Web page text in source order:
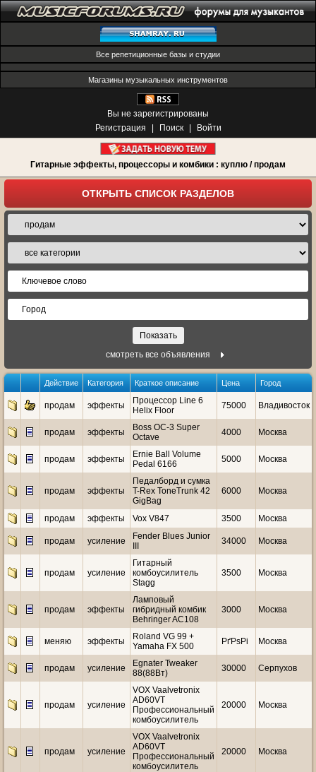
Все репетиционные базы и студии
Магазины музыкальных инструментов
Вы не зарегистрированы
Регистрация
Поиск Войти
Гитарные эффекты, процессоры и комбики : куплю / продам
ОТКРЫТЬ СПИСОК РАЗДЕЛОВ
смотреть все объявления
Действие Категория Краткое описание Цена Город
продам эффекты
Процессор Line 6
Helix Floor
75000 Владивосток
продам эффекты
Boss OC-3 Super
Octave
4000 Москва
продам эффекты
Ernie Ball Volume
Pedal 6166
5000 Москва
продам эффекты
Педалборд и сумка
T-Rex ToneTrunk 42
GigBag
6000 Москва
продам эффекты Vox V847 3500 Москва
продам усиление
Fender Blues Junior
34000 Москва
продам усиление
Гитарный
комбоусилитель
Stagg
3500 Москва
продам эффекты
Ламповый
гибридный комбик
Behringer AC108
3000 Москва
меняю эффекты
Roland VG 99 +
Yamaha FX 500
РґРѕРі Москва
продам усиление
Egnater Tweaker
88(88Вт)
30000 Серпухов
продам усиление
VOX Vaalvetronix
AD60VT
Профессиональный
комбоусилитель
20000 Москва
продам усиление
VOX Vaalvetronix
AD60VT
Профессиональный
комбоусилитель
20000 Москва